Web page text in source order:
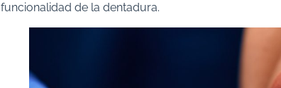
funcionalidad de la dentadura.